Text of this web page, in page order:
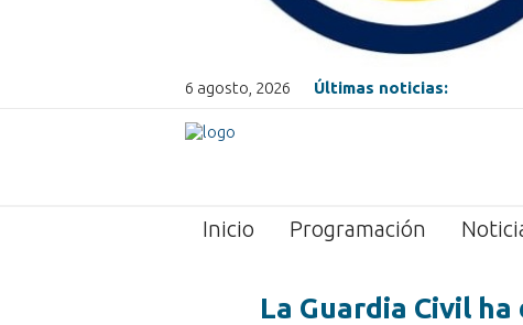
6 agosto, 2026 Últimas noticias:
Inicio Programación
La Guardia Civil